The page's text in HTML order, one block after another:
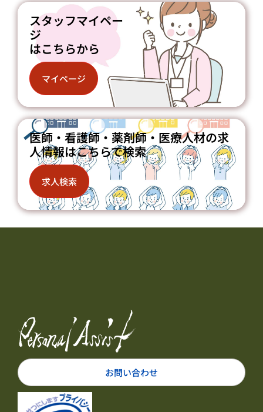
スタッフマイペー
ジ
はこちらから
マイページ
医師・看護師・薬剤師・医療人材の求
人情報はこちらで検索
求人検索
お問い合わせ